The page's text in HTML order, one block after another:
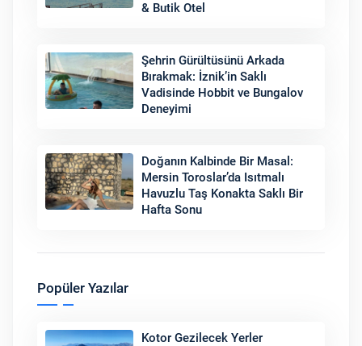
& Butik Otel
Şehrin Gürültüsünü Arkada
Bırakmak: İznik’in Saklı
Vadisinde Hobbit ve Bungalov
Deneyimi
Doğanın Kalbinde Bir Masal:
Mersin Toroslar’da Isıtmalı
Havuzlu Taş Konakta Saklı Bir
Hafta Sonu
Popüler Yazılar
Kotor Gezilecek Yerler